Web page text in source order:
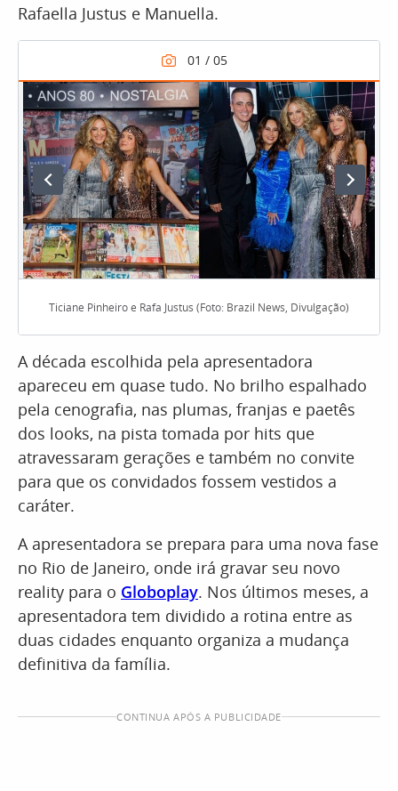
Rafaella Justus e Manuella.
Ticiane Pinheiro e Rafa Justus (Foto: Brazil News, Divulgação)
A década escolhida pela apresentadora
apareceu em quase tudo. No brilho espalhado
pela cenografia, nas plumas, franjas e paetês
dos looks, na pista tomada por hits que
atravessaram gerações e também no convite
para que os convidados fossem vestidos a
caráter.
A apresentadora se prepara para uma nova fase
no Rio de Janeiro, onde irá gravar seu novo
reality para o Globoplay. Nos últimos meses, a
apresentadora tem dividido a rotina entre as
duas cidades enquanto organiza a mudança
definitiva da família.
CONTINUA APÓS A PUBLICIDADE